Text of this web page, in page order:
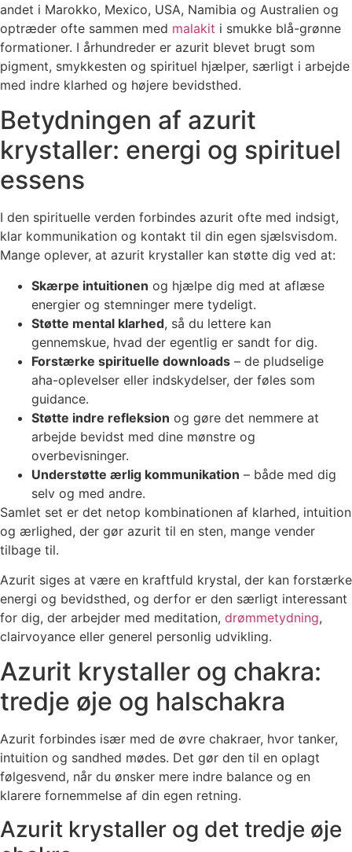
andet i Marokko, Mexico, USA, Namibia og Australien og
optræder ofte sammen med malakit i smukke blå-grønne
formationer. I århundreder er azurit blevet brugt som
pigment, smykkesten og spirituel hjælper, særligt i arbejde
med indre klarhed og højere bevidsthed.
Betydningen af azurit
krystaller: energi og spirituel
essens
I den spirituelle verden forbindes azurit ofte med indsigt,
klar kommunikation og kontakt til din egen sjælsvisdom.
Mange oplever, at azurit krystaller kan støtte dig ved at:
Skærpe intuitionen og hjælpe dig med at aflæse
energier og stemninger mere tydeligt.
Støtte mental klarhed, så du lettere kan
gennemskue, hvad der egentlig er sandt for dig.
Forstærke spirituelle downloads – de pludselige
aha-oplevelser eller indskydelser, der føles som
guidance.
Støtte indre refleksion og gøre det nemmere at
arbejde bevidst med dine mønstre og
overbevisninger.
Understøtte ærlig kommunikation – både med dig
selv og med andre.
Samlet set er det netop kombinationen af klarhed, intuition
og ærlighed, der gør azurit til en sten, mange vender
tilbage til.
Azurit siges at være en kraftfuld krystal, der kan forstærke
energi og bevidsthed, og derfor er den særligt interessant
for dig, der arbejder med meditation, drømmetydning,
clairvoyance eller generel personlig udvikling.
Azurit krystaller og chakra:
tredje øje og halschakra
Azurit forbindes især med de øvre chakraer, hvor tanker,
intuition og sandhed mødes. Det gør den til en oplagt
følgesvend, når du ønsker mere indre balance og en
klarere fornemmelse af din egen retning.
Azurit krystaller og det tredje øje